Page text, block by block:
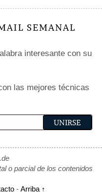
SEMANAL
interesante con su
las mejores técnicas
o parcial de los contenidos
- Arriba ↑